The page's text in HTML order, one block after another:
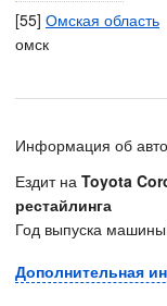
[55] Омская область
омск
Информация об
Ездит на Toyota
рестайлинга
Год выпуска
Дополнительная